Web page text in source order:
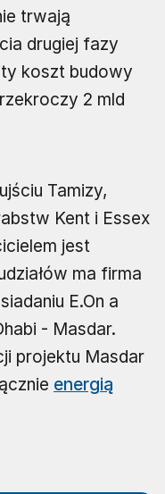
trwają
drugiej fazy
koszt budowy
2 mld
Tamizy,
Kent i Essex
jest
ma firma
E.On a
- Masdar.
projektu Masdar
energią